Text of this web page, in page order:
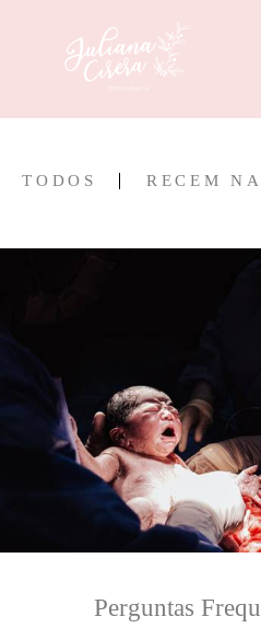
TODOS RECEM
Perguntas